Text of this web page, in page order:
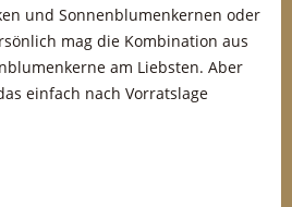
und Sonnenblumenkernen oder
mag die Kombination aus
am Liebsten. Aber
einfach nach Vorratslage